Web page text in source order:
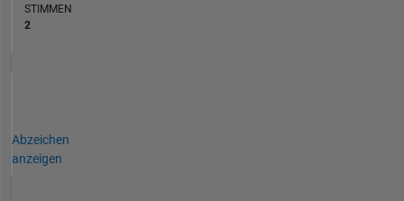
STIMMEN
2
Abzeichen
anzeigen